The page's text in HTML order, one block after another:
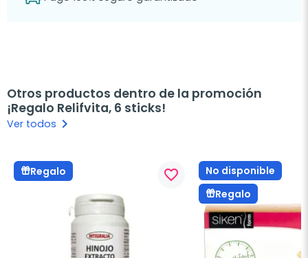
Otros productos dentro de la promoción
¡Regalo Relifvita, 6 sticks!
Ver todos keyboard_arrow_right
Regalo favorite_border
No disponible
Regalo